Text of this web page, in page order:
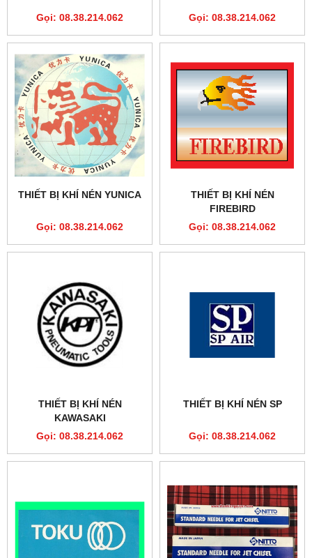
Gọi: 08.38.214.062 Gọi: 08.38.214.062
THIẾT BỊ KHÍ NÉN YUNICA
Gọi: 08.38.214.062
THIẾT BỊ KHÍ NÉN
FIREBIRD
Gọi: 08.38.214.062
THIẾT BỊ KHÍ NÉN
KAWASAKI
Gọi: 08.38.214.062
THIẾT BỊ KHÍ NÉN SP
Gọi: 08.38.214.062